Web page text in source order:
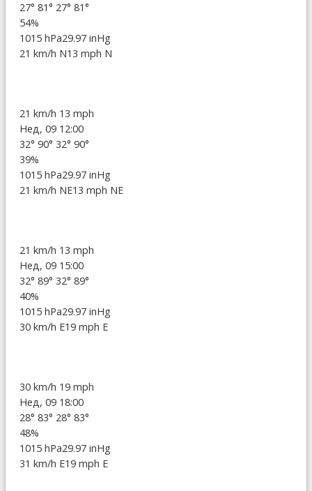
27° 81° 27° 81°
54%
1015 hPa29.97 inHg
21 km/h N13 mph N
21 km/h 13 mph
Нед, 09 12:00
32° 90° 32° 90°
39%
1015 hPa29.97 inHg
21 km/h NE13 mph NE
21 km/h 13 mph
Нед, 09 15:00
32° 89° 32° 89°
40%
1015 hPa29.97 inHg
30 km/h E19 mph E
30 km/h 19 mph
Нед, 09 18:00
28° 83° 28° 83°
48%
1015 hPa29.97 inHg
31 km/h E19 mph E